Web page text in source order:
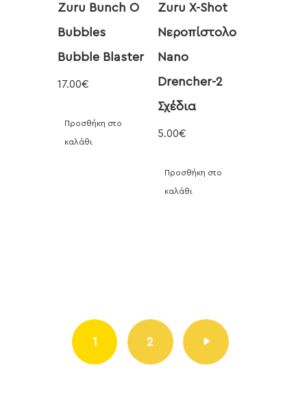
Zuru Bunch O
Bubbles
Bubble Blaster
17.00€
Προσθήκη στο
καλάθι
Zuru X-Shot
Νεροπίστολο
Nano
Drencher-2
Σχέδια
5.00€
Προσθήκη στο
καλάθι
1 2